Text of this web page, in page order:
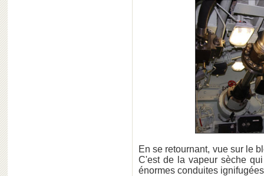
En se retournant, vue sur le
C'est de la vapeur sèche
énormes conduites